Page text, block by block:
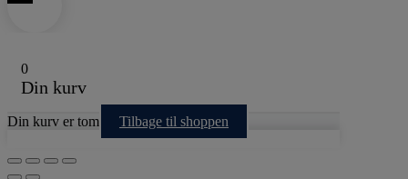
0
Din kurv
Din kurv er tom Tilbage til shoppen